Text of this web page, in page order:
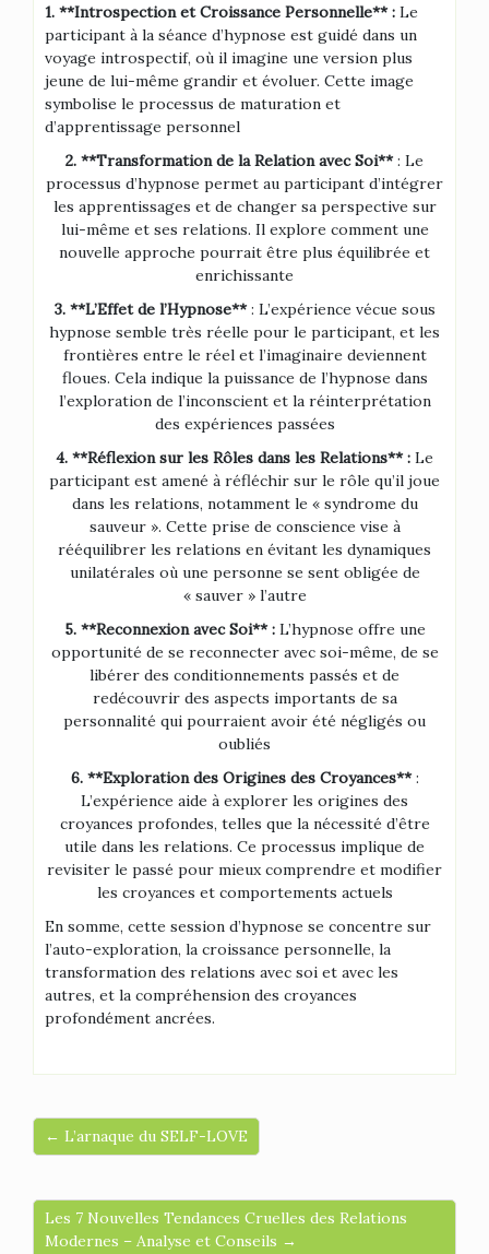
1. **Introspection et Croissance Personnelle** : Le
participant à la séance d’hypnose est guidé dans un
voyage introspectif, où il imagine une version plus
jeune de lui-même grandir et évoluer. Cette image
symbolise le processus de maturation et
d’apprentissage personnel
2. **Transformation de la Relation avec Soi**: Le
processus d’hypnose permet au participant d’intégrer
les apprentissages et de changer sa perspective sur
lui-même et ses relations. Il explore comment une
nouvelle approche pourrait être plus équilibrée et
enrichissante
3. **L’Effet de l’Hypnose**: L’expérience vécue sous
hypnose semble très réelle pour le participant, et les
frontières entre le réel et l’imaginaire deviennent
floues. Cela indique la puissance de l’hypnose dans
l’exploration de l’inconscient et la réinterprétation
des expériences passées
4. **Réflexion sur les Rôles dans les Relations** : Le
participant est amené à réfléchir sur le rôle qu’il joue
dans les relations, notamment le « syndrome du
sauveur ». Cette prise de conscience vise à
rééquilibrer les relations en évitant les dynamiques
unilatérales où une personne se sent obligée de
« sauver » l’autre
5. **Reconnexion avec Soi** :L’hypnose offre une
opportunité de se reconnecter avec soi-même, de se
libérer des conditionnements passés et de
redécouvrir des aspects importants de sa
personnalité qui pourraient avoir été négligés ou
oubliés
6. **Exploration des Origines des Croyances**:
L’expérience aide à explorer les origines des
croyances profondes, telles que la nécessité d’être
utile dans les relations. Ce processus implique de
revisiter le passé pour mieux comprendre et modifier
les croyances et comportements actuels
En somme, cette session d’hypnose se concentre sur
l’auto-exploration, la croissance personnelle, la
transformation des relations avec soi et avec les
autres, et la compréhension des croyances
profondément ancrées.
← L’arnaque du SELF-LOVE
Les 7 Nouvelles Tendances Cruelles des Relations
Modernes – Analyse et Conseils →